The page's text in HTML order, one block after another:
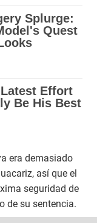
era demasiado
así que el
seguridad de
de su sentencia.